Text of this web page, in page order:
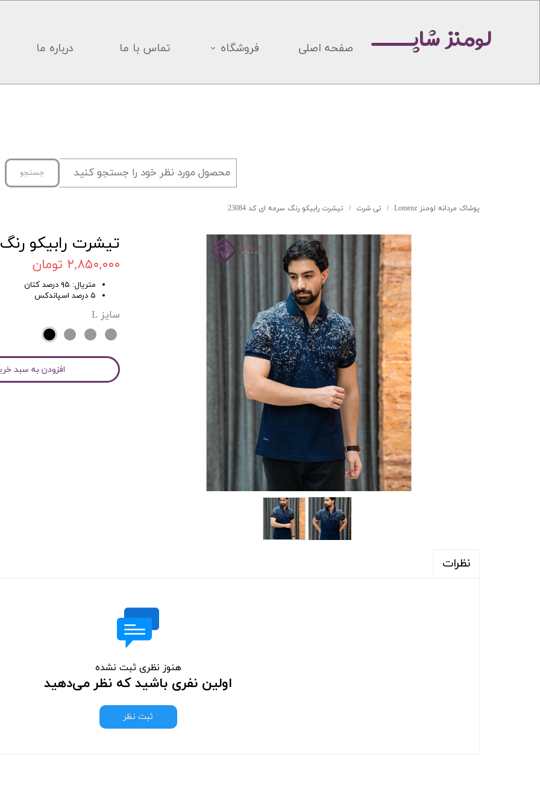
صفحه اصلی فروشگاه تماس با ما درباره ما لومنز شاپـــــ
پوشاک مردانه لومنز Lomenz تی شرت تیشرت رابیکو رنگ سرمه ای کد 23084
تیشرت رابیکو رنگ
۲,۸۵۰,۰۰۰ تومان
متریال: ۹۵ درصد کتان
۵ درصد اسپاندکس
سایز L
افزودن به سبد
نظرات
هنوز نظری ثبت نشده
اولین نفری باشید که نظر می‌دهید
ثبت نظر
جستجو